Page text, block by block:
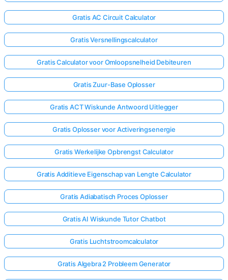
Gratis AC Circuit Calculator
Gratis Versnellingscalculator
Gratis Calculator voor Omloopsnelheid Debiteuren
Gratis Zuur-Base Oplosser
Gratis ACT Wiskunde Antwoord Uitlegger
Gratis Oplosser voor Activeringsenergie
Gratis Werkelijke Opbrengst Calculator
Gratis Additieve Eigenschap van Lengte Calculator
Gratis Adiabatisch Proces Oplosser
Gratis AI Wiskunde Tutor Chatbot
Gratis Luchtstroomcalculator
Gratis Algebra 2 Probleem Generator